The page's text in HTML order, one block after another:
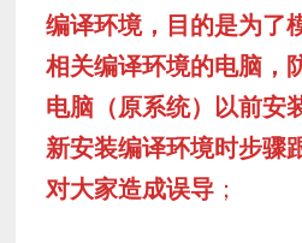
编译环境，目的是为了
相关编译环境的电脑，
电脑（原系统）以前安
新安装编译环境时步骤
对大家造成误导；